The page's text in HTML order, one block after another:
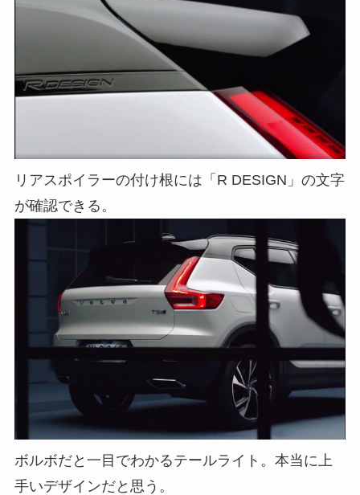
リアスポイラーの付け根には「R DESIGN」の文字
が確認できる。
ボルボだと一目でわかるテールライト。本当に上
手いデザインだと思う。